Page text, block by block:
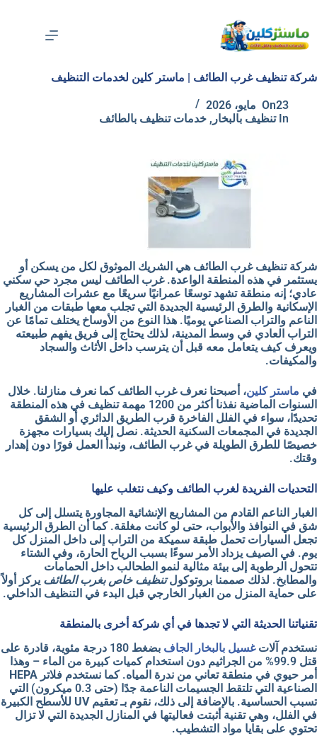
شركة تنظيف غرب الطائف | ماستر كلين لخدمات التنظيف
On23 مايو، 2026
In تنظيف بالبخار ,خدمات تنظيف بالطائف
شركة تنظيف غرب الطائف هي الشريك الموثوق لكل من يسكن أو
يستثمر في هذه المنطقة الواعدة. غرب الطائف ليس مجرد حي سكني
عادي؛ إنه منطقة تشهدتوسعًا عمرانيًا سريعًا مع عشرات المشاريع
الإسكانية والطرق الرئيسية الجديدة التي تجلب معها طبقات من الغبار
الناعم والتراب الصناعي يوميًا. هذا النوع من الأوساخ يختلف تمامًا عن
التراب العادي في وسط المدينة، لذلك يحتاج إلى فريق يفهم طبيعته
ويعرف كيف يتعامل معه قبل أن يترسب داخل الأثاث والسجاد
والمكيفات.
في ماستر كلين، أصبحنا نعرف غرب الطائف كما نعرف منازلنا. خلال
السنوات الماضية نفذنا أكثر من 1200 مهمة تنظيف في هذه المنطقة
تحديدًا، سواء في الفلل الفاخرة قرب الطريق الدائري أو الشقق
الجديدة في المجمعات السكنية الحديثة. نصل إليك بسيارات مجهزة
خصيصًا للطرق الطويلة في غرب الطائف، ونبدأ العمل فورًا دون إهدار
وقتك.
التحديات الفريدة لغرب الطائف وكيف نتغلب عليها
الغبار الناعم القادم من المشاريع الإنشائية المجاورة يتسلل إلى كل
شق في النوافذ والأبواب، حتى لو كانت مغلقة. كما أن الطرق الرئيسية
تجعل السيارات تحمل طبقة سميكة من التراب إلى داخل المنزل كل
يوم. في الصيف يزداد الأمر سوءًا بسبب الرياح الحارة، وفي الشتاء
تتحول الرطوبة إلى بيئة مثالية لنمو الطحالب داخل الحمامات
والمطابخ. لذلك صممنا بروتوكولتنظيف خاص بغرب الطائف يركز أولاً
على حماية المنزل من الغبار الخارجي قبل البدء في التنظيف الداخلي.
تقنياتنا الحديثة التي لا تجدها في أي شركة أخرى بالمنطقة
نستخدم آلاتغسيل بالبخار الجاف
بضغط 180 درجة مئوية، قادرة على
قتل 99.9% من الجراثيم دون استخدام كميات كبيرة من الماء – وهذا
أمر حيوي في منطقة تعاني من ندرة المياه. كما نستخدم
فلاتر HEPA
الصناعية
التي تلتقط الجسيمات الناعمة جدًا (حتى 0.3 ميكرون) التي
تسبب الحساسية. بالإضافة إلى ذلك، نقوم بـتعقيم UV
للأسطح الكبيرة
في الفلل، وهي تقنية أثبتت فعاليتها في المنازل الجديدة التي لا تزال
تحتوي على بقايا مواد التشطيب.